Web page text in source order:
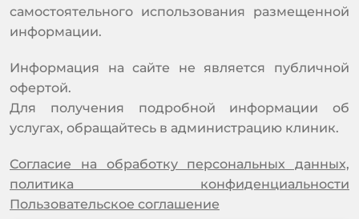
самостоятельного использования размещенной
информации.
Информация на сайте не является публичной
офертой.
Для получения подробной информации об
услугах, обращайтесь в администрацию клиник.
Согласие на обработку персональных данных,
политика конфиденциальности
Пользовательское соглашение